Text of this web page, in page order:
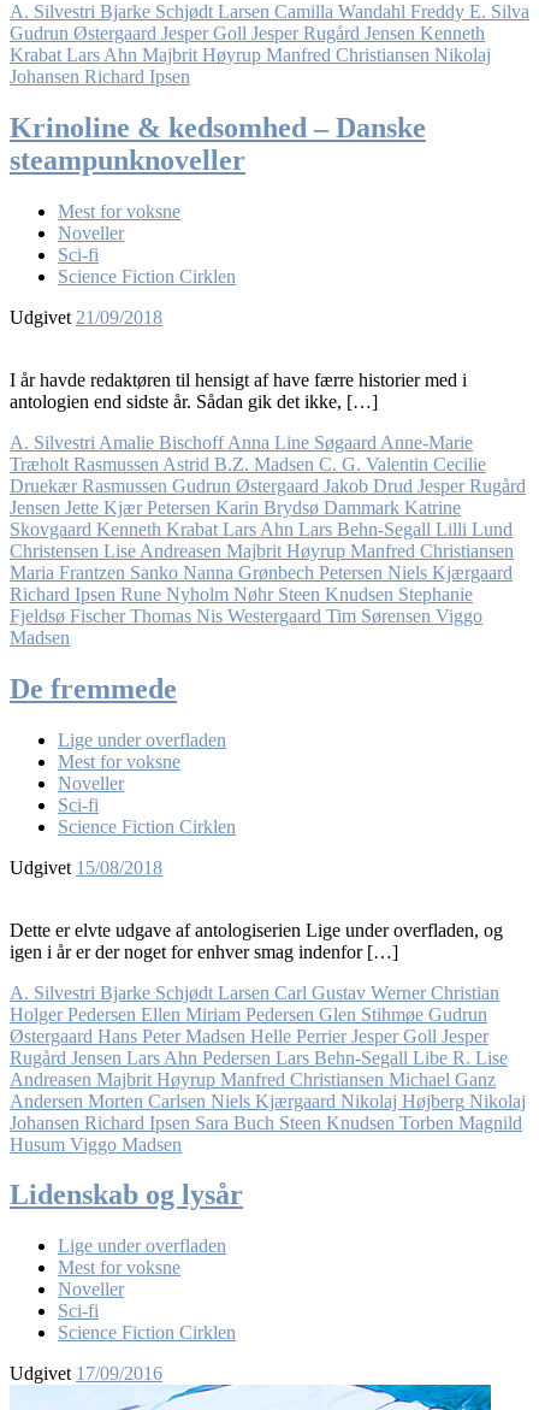
A. Silvestri Bjarke Schjødt Larsen Camilla Wandahl Freddy E. Silva
Gudrun Østergaard Jesper Goll Jesper Rugård Jensen Kenneth
Krabat Lars Ahn Majbrit Høyrup Manfred Christiansen Nikolaj
Johansen Richard Ipsen
Krinoline & kedsomhed – Danske
steampunknoveller
Mest for voksne
Noveller
Sci-fi
Science Fiction Cirklen
Udgivet 21/09/2018
I år havde redaktøren til hensigt af have færre historier med i
antologien end sidste år. Sådan gik det ikke, […]
A. Silvestri Amalie Bischoff Anna Line Søgaard Anne-Marie
Træholt Rasmussen Astrid B.Z. Madsen C. G. Valentin Cecilie
Druekær Rasmussen Gudrun Østergaard Jakob Drud Jesper Rugård
Jensen Jette Kjær Petersen Karin Brydsø Dammark Katrine
Skovgaard Kenneth Krabat Lars Ahn Lars Behn-Segall Lilli Lund
Christensen Lise Andreasen Majbrit Høyrup Manfred Christiansen
Maria Frantzen Sanko Nanna Grønbech Petersen Niels Kjærgaard
Richard Ipsen Rune Nyholm Nøhr Steen Knudsen Stephanie
Fjeldsø Fischer Thomas Nis Westergaard Tim Sørensen Viggo
Madsen
De fremmede
Lige under overfladen
Mest for voksne
Noveller
Sci-fi
Science Fiction Cirklen
Udgivet 15/08/2018
Dette er elvte udgave af antologiserien Lige under overfladen, og
igen i år er der noget for enhver smag indenfor […]
A. Silvestri Bjarke Schjødt Larsen Carl Gustav Werner Christian
Holger Pedersen Ellen Miriam Pedersen Glen Stihmøe Gudrun
Østergaard Hans Peter Madsen Helle Perrier Jesper Goll Jesper
Rugård Jensen Lars Ahn Pedersen Lars Behn-Segall Libe R. Lise
Andreasen Majbrit Høyrup Manfred Christiansen Michael Ganz
Andersen Morten Carlsen Niels Kjærgaard Nikolaj Højberg Nikolaj
Johansen Richard Ipsen Sara Buch Steen Knudsen Torben Magnild
Husum Viggo Madsen
Lidenskab og lysår
Lige under overfladen
Mest for voksne
Noveller
Sci-fi
Science Fiction Cirklen
Udgivet 17/09/2016